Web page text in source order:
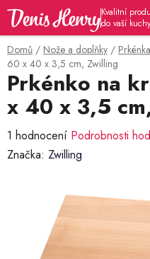
Přejít
obsah
Domů / Nože a doplňky /
60 x 40 x 3,5 cm, Zwilling
Prkénko na
x 40 x 3,5
Průměrné
hodnocení
1 hodnocení Podrobnosti
Značka: Zwilling